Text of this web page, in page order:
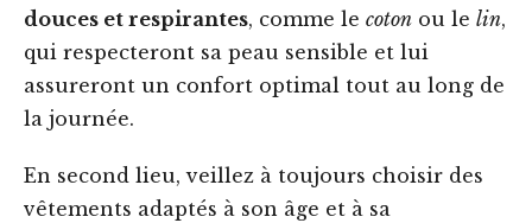
douces et respirantes, comme le coton ou le lin,
qui respecteront sa peau sensible et lui
assureront un confort optimal tout au long de
la journée.
En second lieu, veillez à toujours choisir des
vêtements adaptés à son âge et à sa